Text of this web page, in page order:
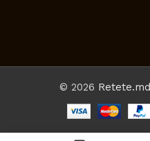
© 2026 Retete.md